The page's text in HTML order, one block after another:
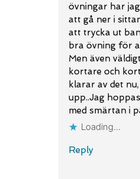
övningar har
att gå ner i
att trycka ut
bra övning för
Men även
kortare och
klarar av det
upp..Jag
med smärtan i
Loading...
Reply